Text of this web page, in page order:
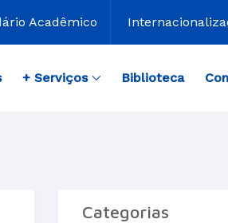
Acadêmico
+ Serviços Biblioteca
Categorias